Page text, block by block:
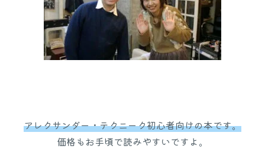
アレクサンダー・テクニーク初心者向けの本です。
価格もお手頃で読みやすいですよ。